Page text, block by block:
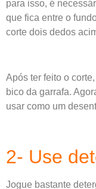
para isso, é
que fica entre o
corte dois dedos
Após ter feito o
bico da garrafa.
usar como um
2- Use
Jogue bastante